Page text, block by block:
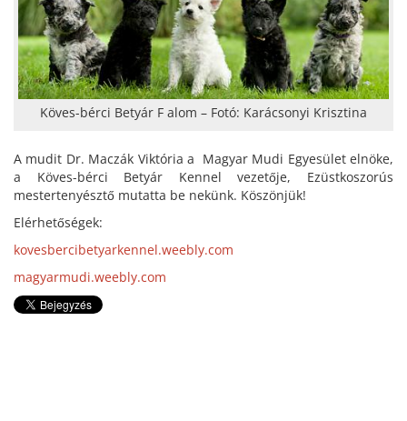
Köves-bérci Betyár F alom – Fotó: Karácsonyi Krisztina
A mudit Dr. Maczák Viktória a Magyar Mudi Egyesület elnöke,
a Köves-bérci Betyár Kennel vezetője, Ezüstkoszorús
mestertenyésztő mutatta be nekünk. Köszönjük!
Elérhetőségek:
kovesbercibetyarkennel.weebly.com
magyarmudi.weebly.com